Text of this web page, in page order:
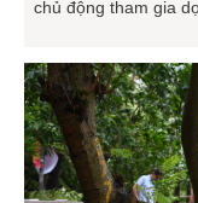
chủ động tham gia